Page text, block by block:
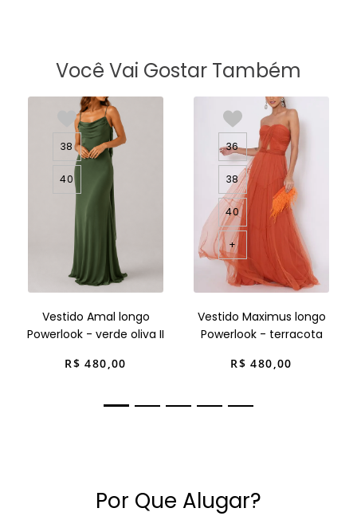
Você Vai Gostar Também
38
40
Vestido Amal longo
Powerlook - verde oliva II
R$ 480,00
36
38
40
+
Vestido Maximus longo
Powerlook - terracota
R$ 480,00
Por Que Alugar?